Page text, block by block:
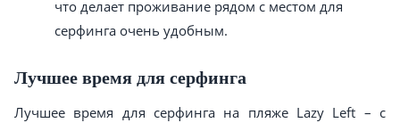
что делает проживание рядом с местом для
серфинга очень удобным.
Лучшее время для серфинга
Лучшее время для серфинга на пляже Lazy Left – с